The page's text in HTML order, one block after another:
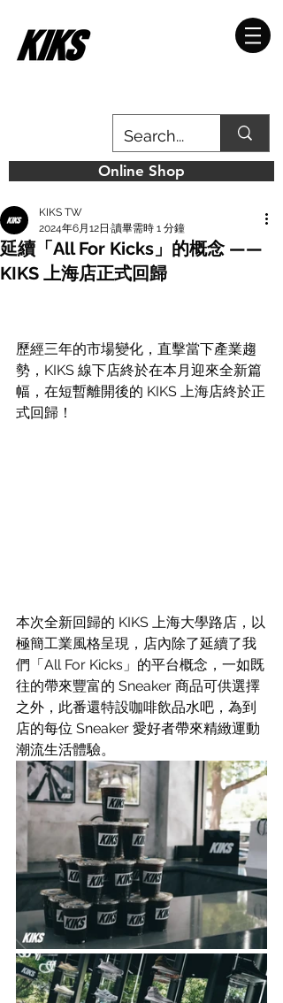
Online Shop
延續「All For Kicks」的概念 ——
KIKS 上海店正式回歸
KIKS TW
2024年6月12日 讀畢需時 1 分鐘
歷經三年的市場變化，直擊當下產業趨
勢，KIKS 線下店終於在本月迎來全新篇
幅，在短暫離開後的 KIKS 上海店終於正
式回歸！
本次全新回歸的 KIKS 上海大學路店，以
極簡工業風格呈現，店內除了延續了我
們「All For Kicks」的平台概念，一如既
往的帶來豐富的 Sneaker 商品可供選擇
之外，此番還特設咖啡飲品水吧，為到
店的每位 Sneaker 愛好者帶來精緻運動
潮流生活體驗。